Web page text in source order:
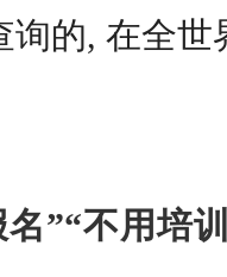
询的, 在全
”“不用培